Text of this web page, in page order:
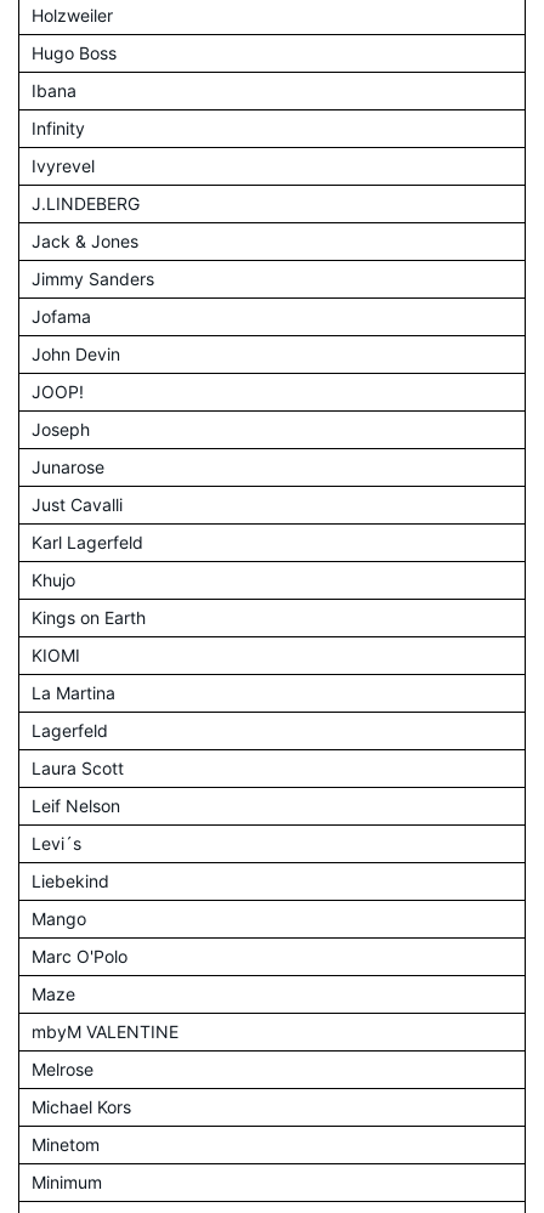
Holzweiler
Hugo Boss
Ibana
Infinity
Ivyrevel
J.LINDEBERG
Jack & Jones
Jimmy Sanders
Jofama
John Devin
JOOP!
Joseph
Junarose
Just Cavalli
Karl Lagerfeld
Khujo
Kings on Earth
KIOMI
La Martina
Lagerfeld
Laura Scott
Leif Nelson
Levi´s
Liebekind
Mango
Marc O'Polo
Maze
mbyM VALENTINE
Melrose
Michael Kors
Minetom
Minimum